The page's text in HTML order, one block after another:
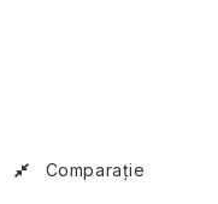
Comparaţie